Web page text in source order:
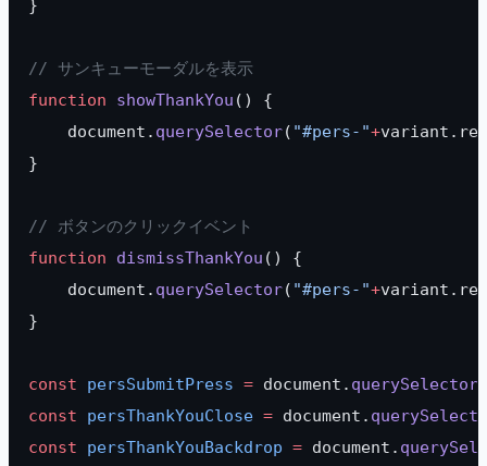
}
// サンキューモーダルを表示
function showThankYou () {
    document.
querySelector( "#pers-"+variant.ref
}
// ボタンのクリックイベント
function dismissThankYou () {
    document.
querySelector( "#pers-"+variant.ref
}
const persSubmitPress = document. querySelector
const persThankYouClose = document.
const persThankYouBackdrop = document.